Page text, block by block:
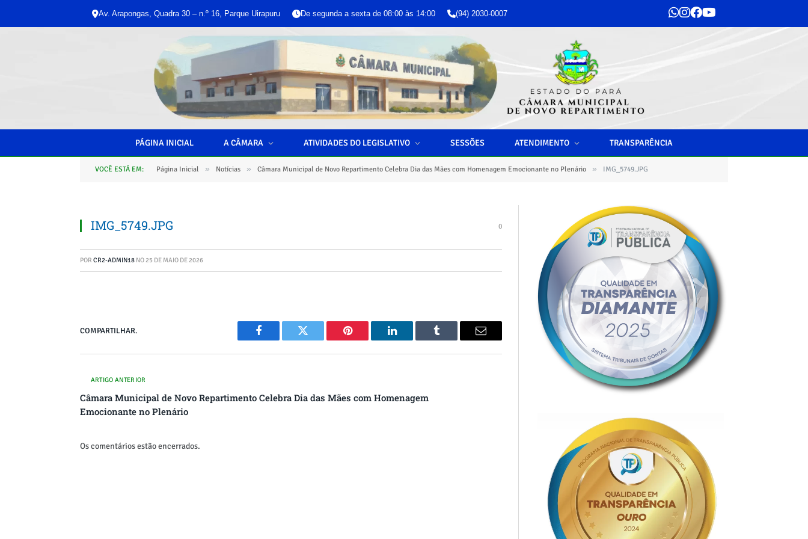
Av. Arapongas, Quadra 30 – n.º 16, Parque Uirapuru De segunda a sexta de 08:00 às 14:00 (94) 2030-0007
PÁGINA INICIAL A CÂMARA ATIVIDADES DO LEGISLATIVO SESSÕES ATENDIMENTO TRANSPARÊNCIA
VOCÊ ESTÁ EM: Página Inicial » Notícias » Câmara Municipal de Novo Repartimento Celebra Dia das Mães com Homenagem Emocionante no Plenário » IMG_5749.JPG
IMG_5749.JPG 0
POR CR2-ADMIN18 NO25 DE MAIO DE 2026
COMPARTILHAR.
Facebook Twitter Pinterest
O
Tumblr
E-
ARTIGO ANTERIOR
Câmara Municipal de Novo Repartimento Celebra Dia das Mães com Homenagem
Emocionante no Plenário
Os comentários estão encerrados.